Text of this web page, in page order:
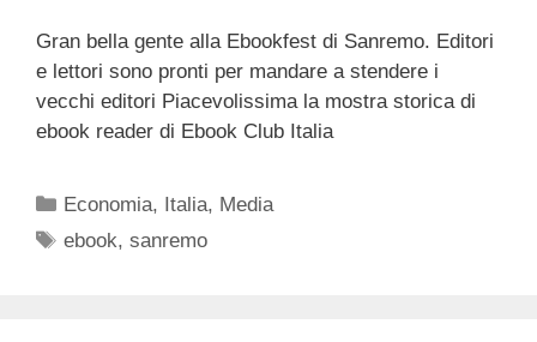
Gran bella gente alla Ebookfest di Sanremo. Editori
e lettori sono pronti per mandare a stendere i
vecchi editori Piacevolissima la mostra storica di
ebook reader di Ebook Club Italia
Categorie
Economia, Italia, Media
Tag
ebook,sanremo